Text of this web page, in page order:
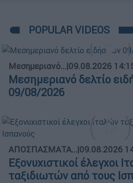
POPULAR VIDEOS
Μεσημεριανό...|09.08.2026
Μεσημεριανό δελτίο
09/08/2026
ΑΠΟΣΠΑΣΜΑΤΑ...|09.08.2026
Εξονυχιστικοί έλεγχοι
ταξιδιωτών από τους